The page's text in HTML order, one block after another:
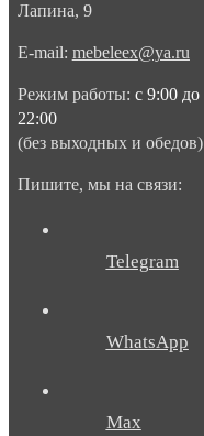
Лапина, 9
E-mail: mebeleex@ya.ru
Режим работы: с 9:00 до
22:00
(без выходных и обедов)
Пишите, мы на связи:
Telegram
WhatsApp
Max